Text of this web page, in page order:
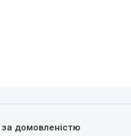
за домовленістю